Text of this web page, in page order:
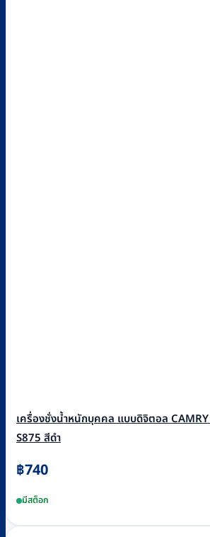
เครื่องชั่งน้ำหนักบุคคล แบบดิจิตอล
S875 สีดำ
฿740
มีสต็อก